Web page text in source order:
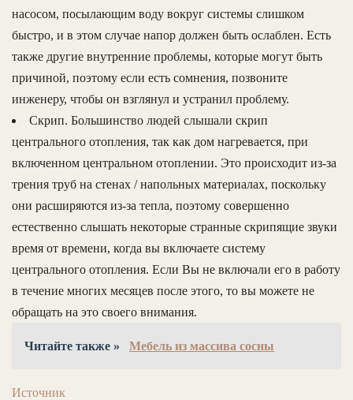
насосом, посылающим воду вокруг системы слишком
быстро, и в этом случае напор должен быть ослаблен. Есть
также другие внутренние проблемы, которые могут быть
причиной, поэтому если есть сомнения, позвоните
инженеру, чтобы он взглянул и устранил проблему.
Скрип. Большинство людей слышали скрип
центрального отопления, так как дом нагревается, при
включенном центральном отоплении. Это происходит из-за
трения труб на стенах / напольных материалах, поскольку
они расширяются из-за тепла, поэтому совершенно
естественно слышать некоторые странные скрипящие звуки
время от времени, когда вы включаете систему
центрального отопления. Если Вы не включали его в работу
в течение многих месяцев после этого, то вы можете не
обращать на это своего внимания.
Читайте также » Мебель из массива сосны
Источник